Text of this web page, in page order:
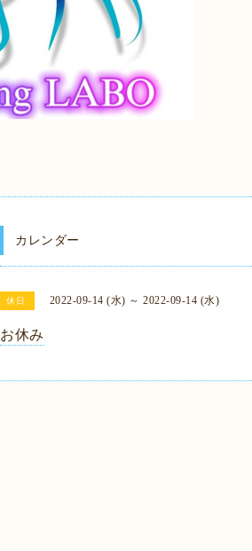
カレンダー
休日 2022-09-14 (水) ～ 2022-09-14 (水)
お休み